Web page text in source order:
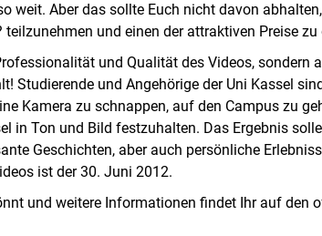
weit. Aber das sollte Euch nicht davon
teilzunehmen und einen der attraktiven Preise zu
und Qualität des Videos, sondern
Studierende und Angehörige der Uni Kassel
Kamera zu schnappen, auf den Campus zu
in Ton und Bild festzuhalten. Das Ergebnis
Geschichten, aber auch persönliche
ist der 30. Juni 2012.
und weitere Informationen findet Ihr auf den